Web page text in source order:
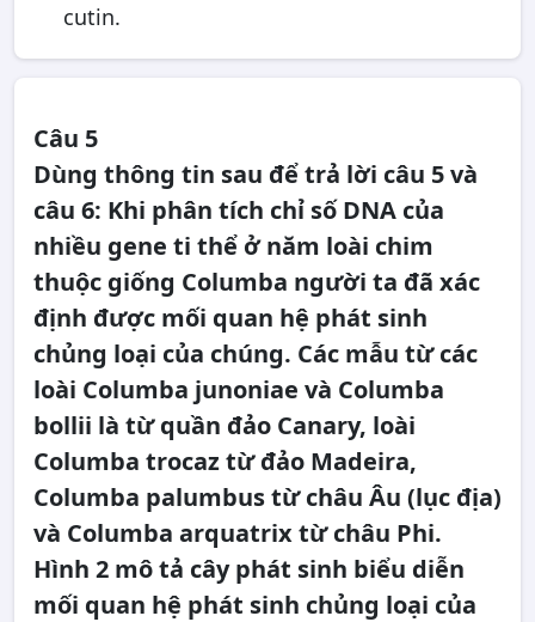
cutin.
Câu 5
Dùng thông tin sau để trả lời câu 5 và
câu 6: Khi phân tích chỉ số DNA của
nhiều gene ti thể ở năm loài chim
thuộc giống Columba người ta đã xác
định được mối quan hệ phát sinh
chủng loại của chúng. Các mẫu từ các
loài Columba junoniae và Columba
bollii là từ quần đảo Canary, loài
Columba trocaz từ đảo Madeira,
Columba palumbus từ châu Âu (lục địa)
và Columba arquatrix từ châu Phi.
Hình 2 mô tả cây phát sinh biểu diễn
mối quan hệ phát sinh chủng loại của